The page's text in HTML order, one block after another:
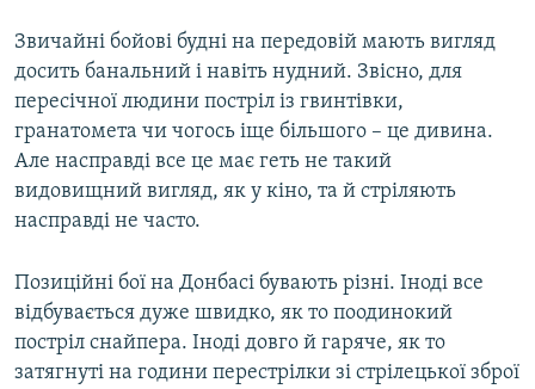
Звичайні бойові будні на передовій мають вигляд
досить банальний і навіть нудний. Звісно, для
пересічної людини постріл із гвинтівки,
гранатомета чи чогось іще більшого – це дивина.
Але насправді все це має геть не такий
видовищний вигляд, як у кіно, та й стріляють
насправді не часто.
Позиційні бої на Донбасі бувають різні. Іноді все
відбувається дуже швидко, як то поодинокий
постріл снайпера. Іноді довго й гаряче, як то
затягнуті на години перестрілки зі стрілецької зброї